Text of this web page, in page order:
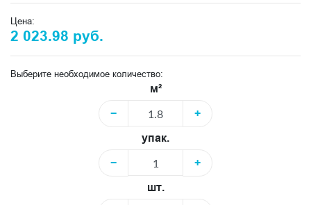
Цена:
2 023.98 руб.
Выберите необходимое количество:
м²
−
+
упак.
−
+
шт.